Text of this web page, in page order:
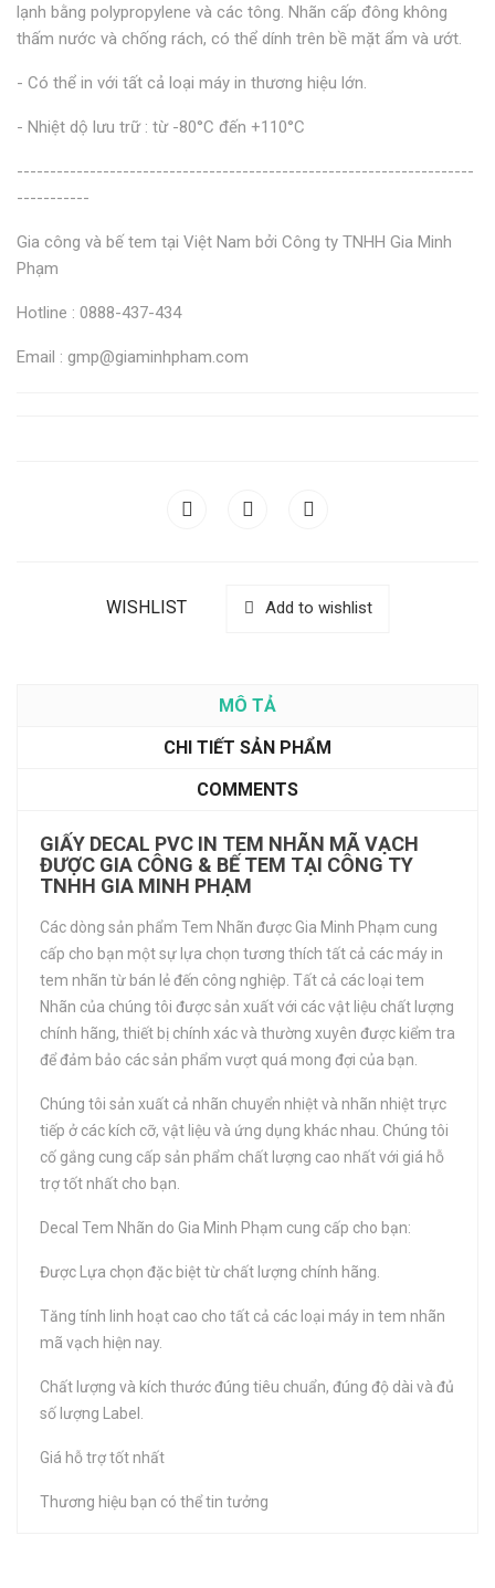
lạnh bằng polypropylene và các tông. Nhãn cấp đông không
thấm nước và chống rách, có thể dính trên bề mặt ẩm và ướt.
- Có thể in với tất cả loại máy in thương hiệu lớn.
- Nhiệt dộ lưu trữ : từ -80°C đến +110°C
---------------------------------------------------------------------
-----------
Gia công và bế tem tại Việt Nam bởi Công ty TNHH Gia Minh
Phạm
Hotline : 0888-437-434
Email : gmp@giaminhpham.com
WISHLIST Add to wishlist
MÔ TẢ
CHI TIẾT SẢN PHẨM
COMMENTS
GIẤY DECAL PVC IN TEM NHÃN MÃ VẠCH
ĐƯỢC GIA CÔNG & BẾ TEM TẠI CÔNG TY
TNHH GIA MINH PHẠM
Các dòng sản phẩm Tem Nhãn được Gia Minh Phạm cung
cấp cho bạn một sự lựa chọn tương thích tất cả các máy in
tem nhãn từ bán lẻ đến công nghiệp. Tất cả các loại tem
Nhãn của chúng tôi được sản xuất với các vật liệu chất lượng
chính hãng, thiết bị chính xác và thường xuyên được kiểm tra
để đảm bảo các sản phẩm vượt quá mong đợi của bạn.
Chúng tôi sản xuất cả nhãn chuyển nhiệt và nhãn nhiệt trực
tiếp ở các kích cỡ, vật liệu và ứng dụng khác nhau. Chúng tôi
cố gắng cung cấp sản phẩm chất lượng cao nhất với giá hỗ
trợ tốt nhất cho bạn.
Decal Tem Nhãn do Gia Minh Phạm cung cấp cho bạn:
Được Lựa chọn đặc biệt từ chất lượng chính hãng.
Tăng tính linh hoạt cao cho tất cả các loại máy in tem nhãn
mã vạch hiện nay.
Chất lượng và kích thước đúng tiêu chuẩn, đúng độ dài và đủ
số lượng Label.
Giá hỗ trợ tốt nhất
Thương hiệu bạn có thể tin tưởng